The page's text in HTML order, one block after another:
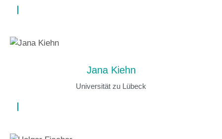
Jana Kiehn
Universität zu Lübeck